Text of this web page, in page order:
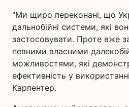
"Ми щиро переконані, що
дальнобійні системи, які
застосовувати. Проте вже
певними власними
можливостями, які
ефективність у
Карпентер.